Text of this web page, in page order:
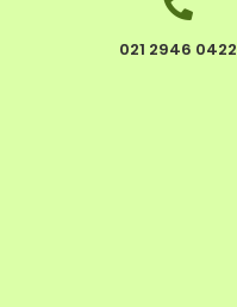
021 2946 0422